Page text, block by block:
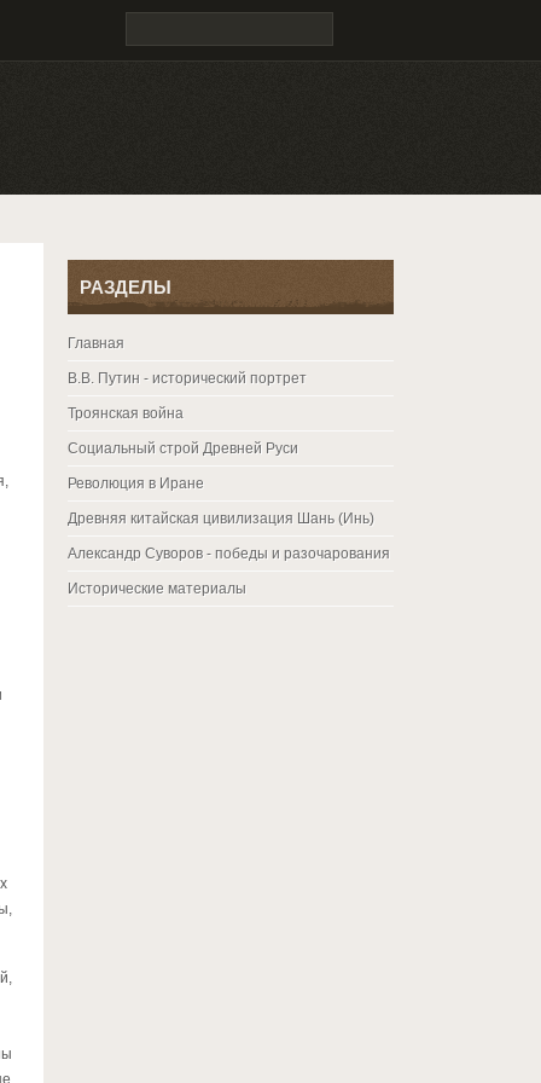
РАЗДЕЛЫ
Главная
В.В. Путин - исторический портрет
Троянская война
Социальный строй Древней Руси
Революция в Иране
Древняя китайская цивилизация Шань (Инь)
Александр Суворов - победы и разочарования
Исторические материалы